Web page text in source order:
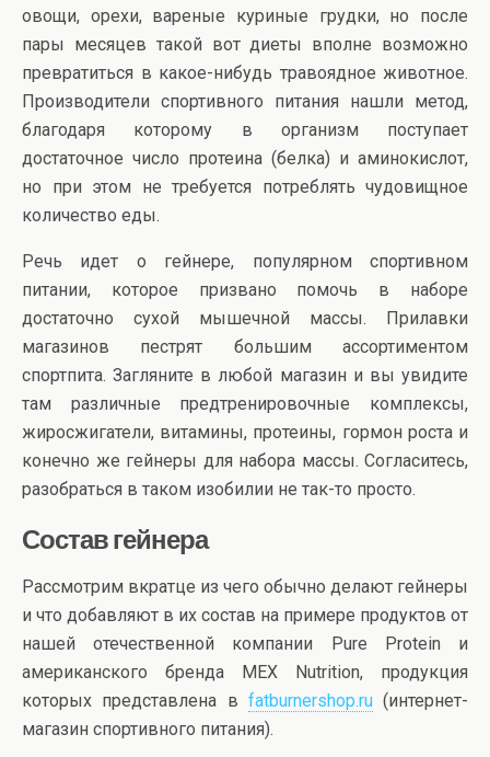
овощи, орехи, вареные куриные грудки, но после
пары месяцев такой вот диеты вполне возможно
превратиться в какое-нибудь травоядное животное.
Производители спортивного питания нашли метод,
благодаря которому в организм поступает
достаточное число протеина (белка) и аминокислот,
но при этом не требуется потреблять чудовищное
количество еды.
Речь идет о гейнере, популярном спортивном
питании, которое призвано помочь в наборе
достаточно сухой мышечной массы. Прилавки
магазинов пестрят большим ассортиментом
спортпита. Загляните в любой магазин и вы увидите
там различные предтренировочные комплексы,
жиросжигатели, витамины, протеины, гормон роста и
конечно же гейнеры для набора массы. Согласитесь,
разобраться в таком изобилии не так-то просто.
Состав гейнера
Рассмотрим вкратце из чего обычно делают гейнеры
и что добавляют в их состав на примере продуктов от
нашей отечественной компании Pure Protein и
американского бренда MEX Nutrition, продукция
которых представлена в fatburnershop.ru(интернет-
магазин спортивного питания).